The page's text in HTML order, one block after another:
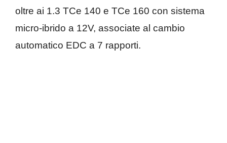
oltre ai 1.3 TCe 140 e TCe 160 con sistema
micro-ibrido a 12V, associate al cambio
automatico EDC a 7 rapporti.